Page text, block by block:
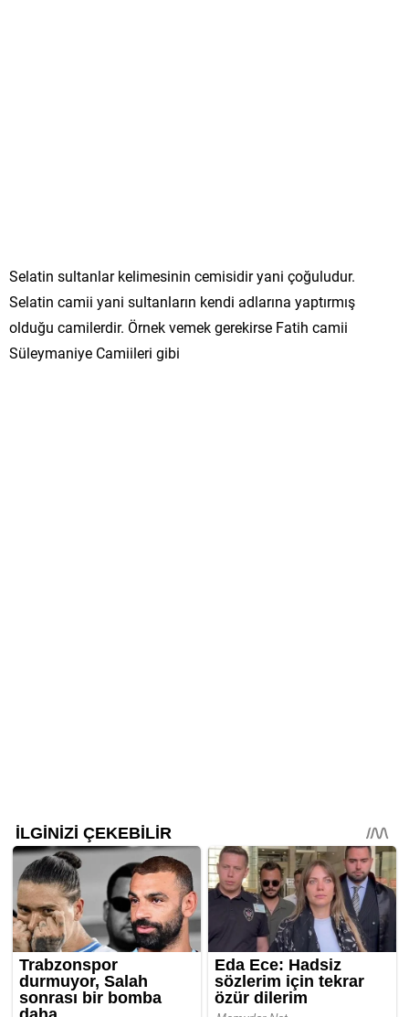
Selatin sultanlar kelimesinin cemisidir yani çoğuludur.
Selatin camii yani sultanların kendi adlarına yaptırmış
olduğu camilerdir. Örnek vemek gerekirse Fatih camii
Süleymaniye Camiileri gibi